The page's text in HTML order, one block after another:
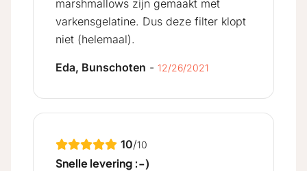
marshmallows zijn gemaakt met
varkensgelatine. Dus deze filter klopt
niet (helemaal).
Eda, Bunschoten - 12/26/2021
10/10
Snelle levering :-)